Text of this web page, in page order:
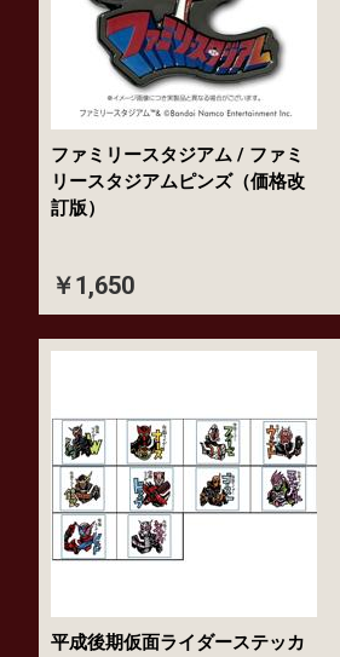
ファミリースタジアム / ファミ
リースタジアムピンズ（価格改
訂版）
￥1,650
平成後期仮面ライダーステッカ